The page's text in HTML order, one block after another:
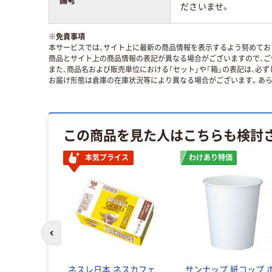
ださいませ。
※免責事項
本サービスでは、サイト上に最新の商品情報を表示するよう努めてお
商品とサイト上の商品情報の表記が異なる場合がございますので、
また、商品名および販売単位における「セット」や「箱」の表記は、
お届け形態は倉庫の在庫状況等により異なる場合がございます。あ
この商品を見た人はこちらも検討
本気プライス
ネスレ日本 ネスカフェ
わけあり特価
サンナップ 紙コップ